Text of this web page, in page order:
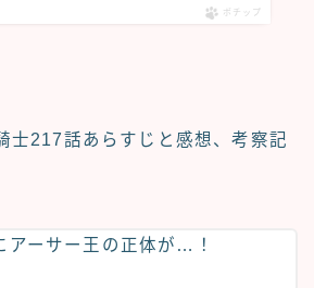
ポチップ
士217話あらすじと感想、考察記
アーサー王の正体が…！